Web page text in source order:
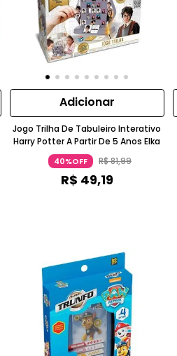
Adicionar
Jogo Trilha De Tabuleiro Interativo
Harry Potter A Partir De 5 Anos Elka
40%OFF R$81,99
R$ 49,19